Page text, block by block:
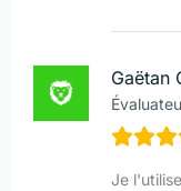
Gaëtan
Je